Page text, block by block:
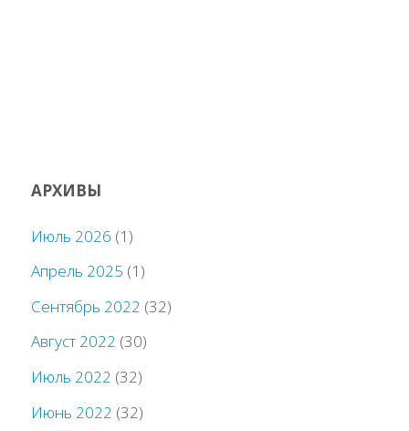
АРХИВЫ
Июль 2026 (1)
Апрель 2025 (1)
Сентябрь 2022 (32)
Август 2022 (30)
Июль 2022 (32)
Июнь 2022 (32)